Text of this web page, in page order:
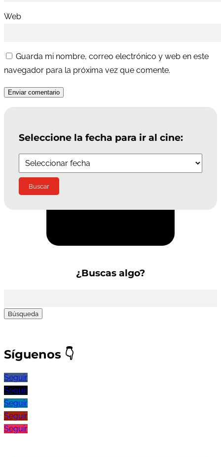
Web
Guarda mi nombre, correo electrónico y web en este
navegador para la próxima vez que comente.
Enviar comentario
Seleccione la fecha para ir al cine:
¿Buscas algo?
Síguenos 👇
Seguir
Seguir
Seguir
Seguir
Seguir